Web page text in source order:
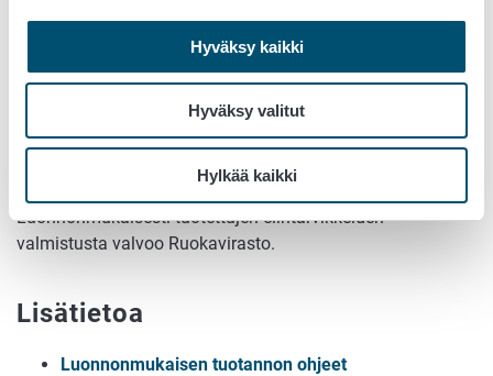
Hyväksy kaikki
Hyväksy valitut
Hylkää kaikki
toiminnastaan myös Ruokavirastolle. Jalostamisella
tarkoitetaan toimintaa, jonka avulla alkuperäistä tuotetta
muutetaan merkittävästi, esimerkiksi kuumentamalla,
savustamalla, suolaamalla, kypsyttämällä, kuivaamalla,
marinoimalla, uuttamalla, puristamalla tai pursottamalla
tai mainittujen käsittelyjen yhdistelmällä.
Luonnonmukaisesti tuotettujen elintarvikkeiden
valmistusta valvoo Ruokavirasto.
Lisätietoa
Luonnonmukaisen tuotannon ohjeet